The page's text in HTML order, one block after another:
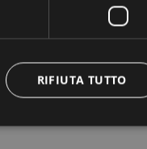
RIFIUTA TUTTO